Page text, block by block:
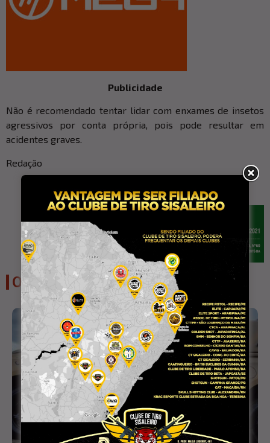
Publicidade
Não é recomendado tentar lidar com enxames de insetos
agressivos por conta própria, pois pode resultar em
acidentes graves.
Redação
OUTRAS NOTÍCIAS